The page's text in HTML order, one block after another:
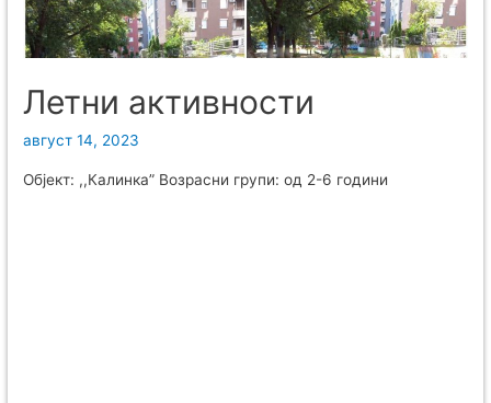
Летни активности
август 14, 2023
Објект: ,,Калинка” Возрасни групи: од 2-6 години